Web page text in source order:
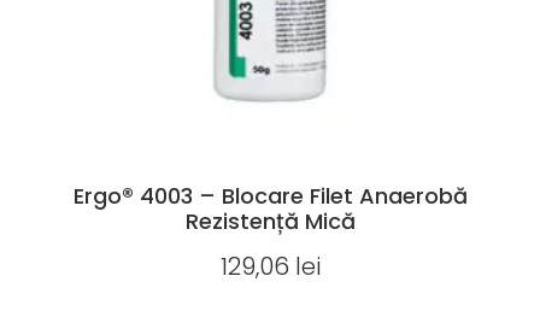
Ergo® 4003 – Blocare Filet Anaerobă
Rezistență Mică
129,06 lei